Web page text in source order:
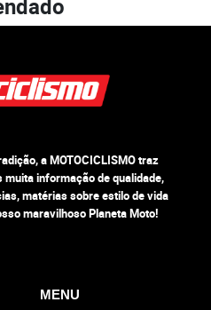
a MOTOCICLISMO traz
informação de qualidade,
matérias sobre estilo de vida
maravilhoso Planeta Moto!
MENU